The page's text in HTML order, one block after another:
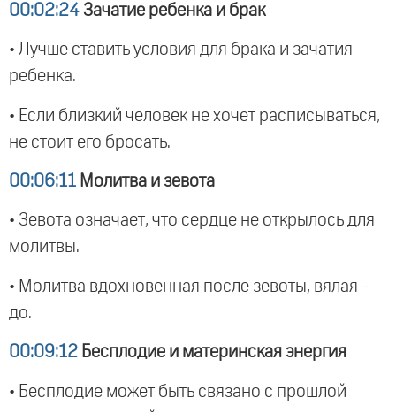
00:02:24 Зачатие ребенка и брак
• Лучше ставить условия для брака и зачатия
ребенка.
• Если близкий человек не хочет расписываться,
не стоит его бросать.
00:06:11 Молитва и зевота
• Зевота означает, что сердце не открылось для
молитвы.
• Молитва вдохновенная после зевоты, вялая -
до.
00:09:12 Бесплодие и материнская энергия
• Бесплодие может быть связано с прошлой